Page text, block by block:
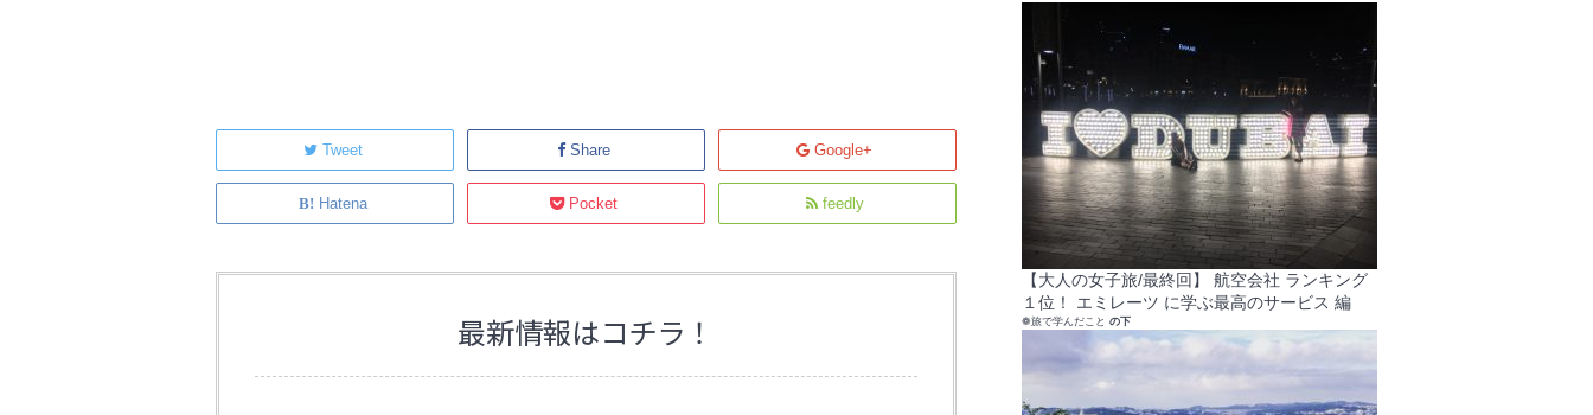
Tweet Share Google+
Hatena Pocket feedly
最新情報はコチラ！
【大人の女子旅/最終回】 航空会社 ランキング
１位！ エミレーツ に学ぶ最高のサービス 編
❁旅で学んだこと の下